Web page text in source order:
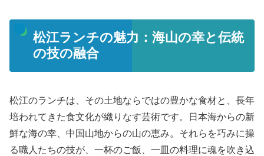
松江ランチの魅力：海山の幸と伝統
の技の融合
松江のランチは、その土地ならではの豊かな食材と、長年
培われてきた食文化が織りなす芸術です。日本海からの新
鮮な海の幸、中国山地からの山の恵み。それらを巧みに操
る職人たちの技が、一杯のご飯、一皿の料理に魂を吹き込